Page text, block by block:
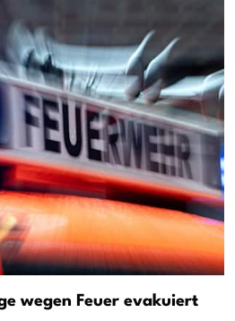
wegen Feuer evakuiert